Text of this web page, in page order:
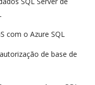
com o Azure SQL
de base de